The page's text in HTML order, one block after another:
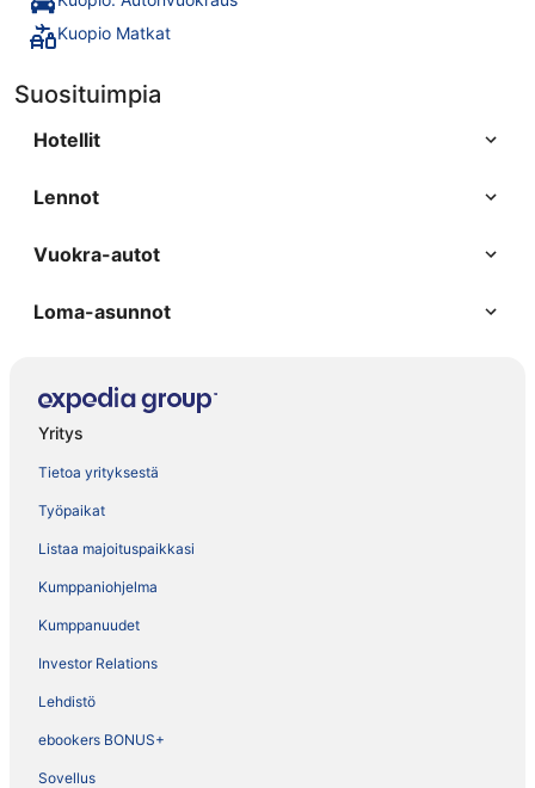
Kuopio Matkat
Suosituimpia
Hotellit
Lennot
Vuokra-autot
Loma-asunnot
Yritys
Tietoa yrityksestä
Työpaikat
Listaa majoituspaikkasi
Kumppaniohjelma
Kumppanuudet
Investor Relations
Lehdistö
ebookers BONUS+
Sovellus